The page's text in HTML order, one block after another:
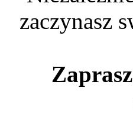
zaczynasz